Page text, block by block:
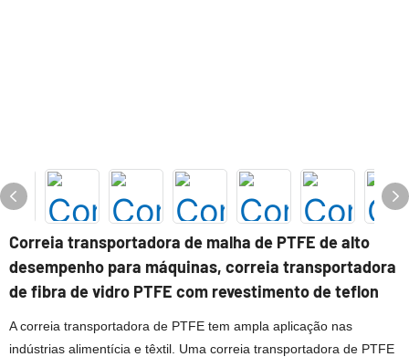
Correia transportadora de malha de PTFE de alto
desempenho para máquinas, correia transportadora
de fibra de vidro PTFE com revestimento de teflon
A correia transportadora de PTFE tem ampla aplicação nas
indústrias alimentícia e têxtil. Uma correia transportadora de PTFE